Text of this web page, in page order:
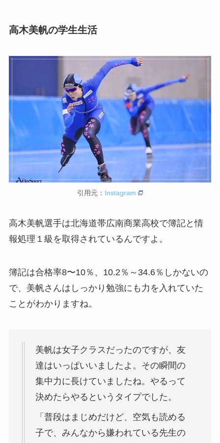
高木美帆の学生生活
引用元： Instagram
高木美帆選手は北海道帯広南商業高校で簿記と情
報処理１級を取得されているんですよ。
簿記は合格率8〜10％、10.2％～34.6％しかないの
で、美帆さんはしっかり勉強にも力を入れていた
ことがわかりますね。
美帆は女子クラスだったのですが、友
達はいっぱいいましたよ。その瞬間の
集中力に長けていましたね。やるって
決めたらやるというタイプでした。
「普段はまじめだけど、空気も読める
子で、みんなから嫌われている先生の